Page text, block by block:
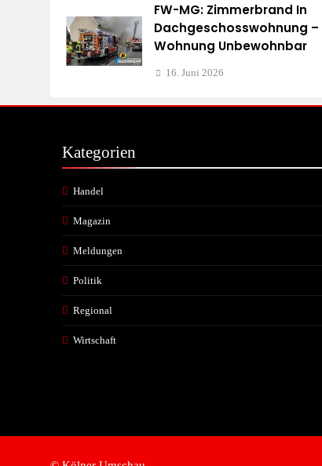
FW-MG: Zimmerbrand In
Dachgeschosswohnung –
Wohnung Unbewohnbar
16. Juni 2026
Kategorien
Handel
Magazin
Meldungen
Politik
Regional
Wirtschaft